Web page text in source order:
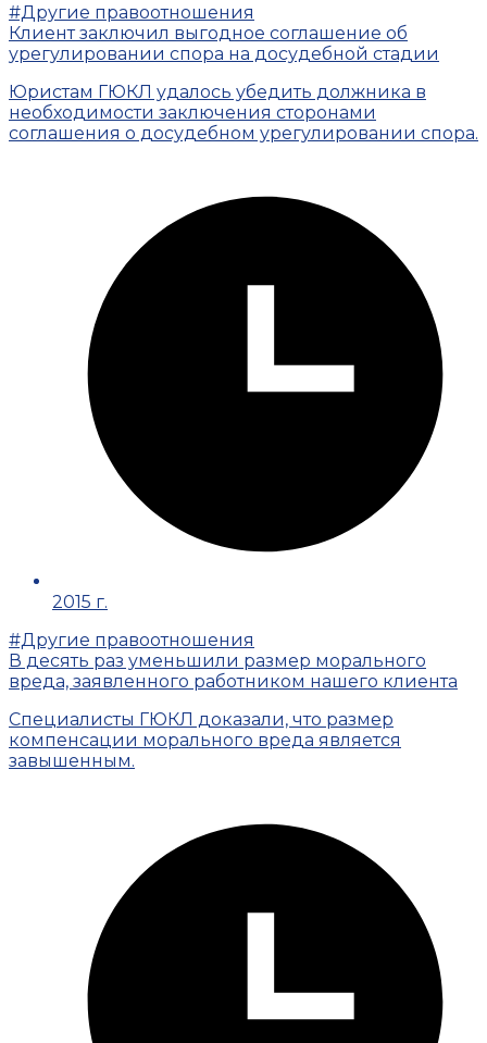
#Другие правоотношения
Клиент заключил выгодное соглашение об
урегулировании спора на досудебной стадии
Юристам ГЮКЛ удалось убедить должника в
необходимости заключения сторонами
соглашения о досудебном урегулировании спора.
2015 г.
#Другие правоотношения
В десять раз уменьшили размер морального
вреда, заявленного работником нашего клиента
Специалисты ГЮКЛ доказали, что размер
компенсации морального вреда является
завышенным.